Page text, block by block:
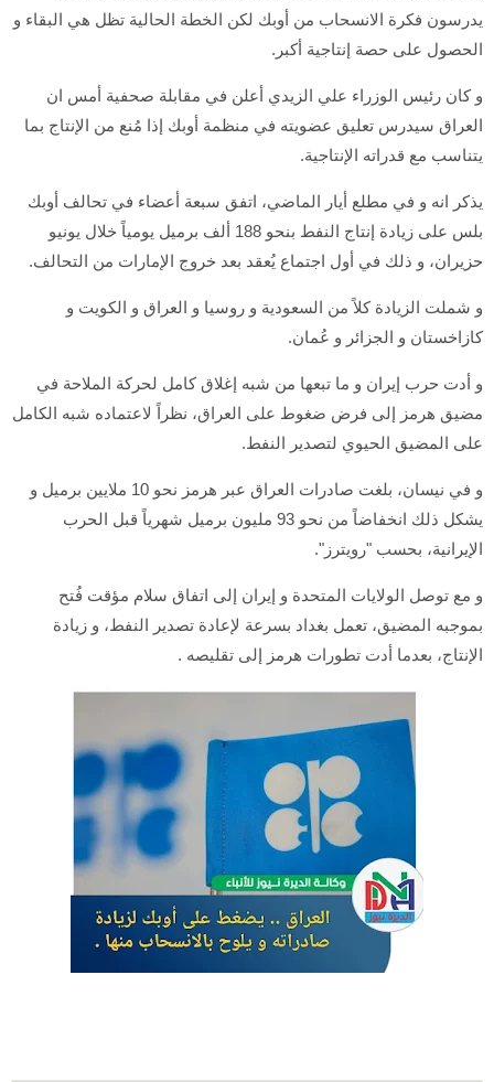
يدرسون فكرة ​الانسحاب من أوبك ​لكن ⁠الخطة الحالية تظل هي البقاء و
الحصول على حصة ⁠إنتاجية ​أكبر.
و كان رئيس الوزراء علي الزيدي أعلن في مقابلة صحفية أمس ان
العراق سيدرس تعليق عضويته في منظمة أوبك إذا مُنع من الإنتاج بما
يتناسب مع قدراته الإنتاجية.
يذكر انه و في مطلع أيار الماضي، اتفق سبعة أعضاء في تحالف أوبك
بلس على زيادة إنتاج النفط بنحو 188 ألف برميل يومياً خلال يونيو
حزيران، و ذلك في أول اجتماع يُعقد بعد خروج الإمارات من التحالف.
و شملت الزيادة كلاً من السعودية و روسيا و العراق و الكويت و
كازاخستان و الجزائر و عُمان.
و أدت حرب إيران و ما تبعها من شبه إغلاق كامل لحركة الملاحة في
مضيق هرمز إلى فرض ضغوط على العراق، نظراً لاعتماده شبه الكامل
على المضيق الحيوي لتصدير النفط.
و في نيسان، بلغت صادرات العراق عبر هرمز نحو 10 ملايين برميل و
يشكل ذلك انخفاضاً من نحو 93 مليون برميل شهرياً قبل الحرب
الإيرانية، بحسب "رويترز".
و مع توصل الولايات المتحدة و إيران إلى اتفاق سلام مؤقت فُتح
بموجبه المضيق، تعمل بغداد بسرعة لإعادة تصدير النفط، و زيادة
الإنتاج، بعدما أدت تطورات هرمز إلى تقليصه .